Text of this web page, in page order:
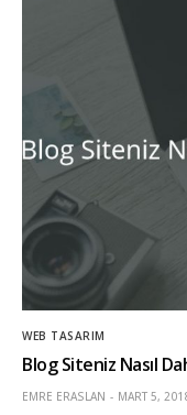
WEB TASARIM
Blog Siteniz Nasıl
EMRE ERASLAN MART 5,